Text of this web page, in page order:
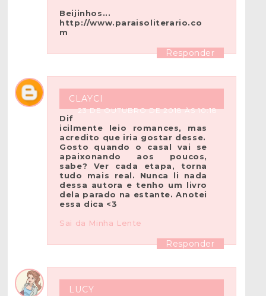
Beijinhos...
http://www.paraisoliterario.co
m
Responder
CLAYCI
23 DE OUTUBRO DE 2018 ÀS 10:18
Dif
icilmente leio romances, mas
acredito que iria gostar desse.
Gosto quando o casal vai se
apaixonando aos poucos,
sabe? Ver cada etapa, torna
tudo mais real. Nunca li nada
dessa autora e tenho um livro
dela parado na estante. Anotei
essa dica <3
Sai da Minha Lente
Responder
LUCY